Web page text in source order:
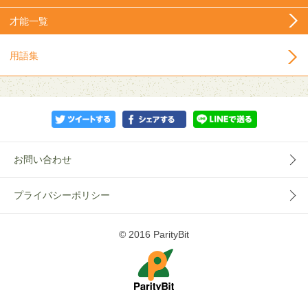
才能一覧
用語集
お問い合わせ
プライバシーポリシー
© 2016 ParityBit